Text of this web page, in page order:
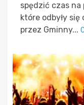
spędzić czas na
które odbyły
przez Gminny...